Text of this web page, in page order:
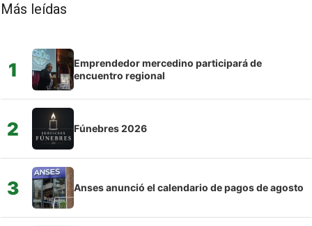
Más leídas
1
Emprendedor mercedino participará de
encuentro regional
2 Fúnebres 2026
3 Anses anunció el calendario de pagos de agosto